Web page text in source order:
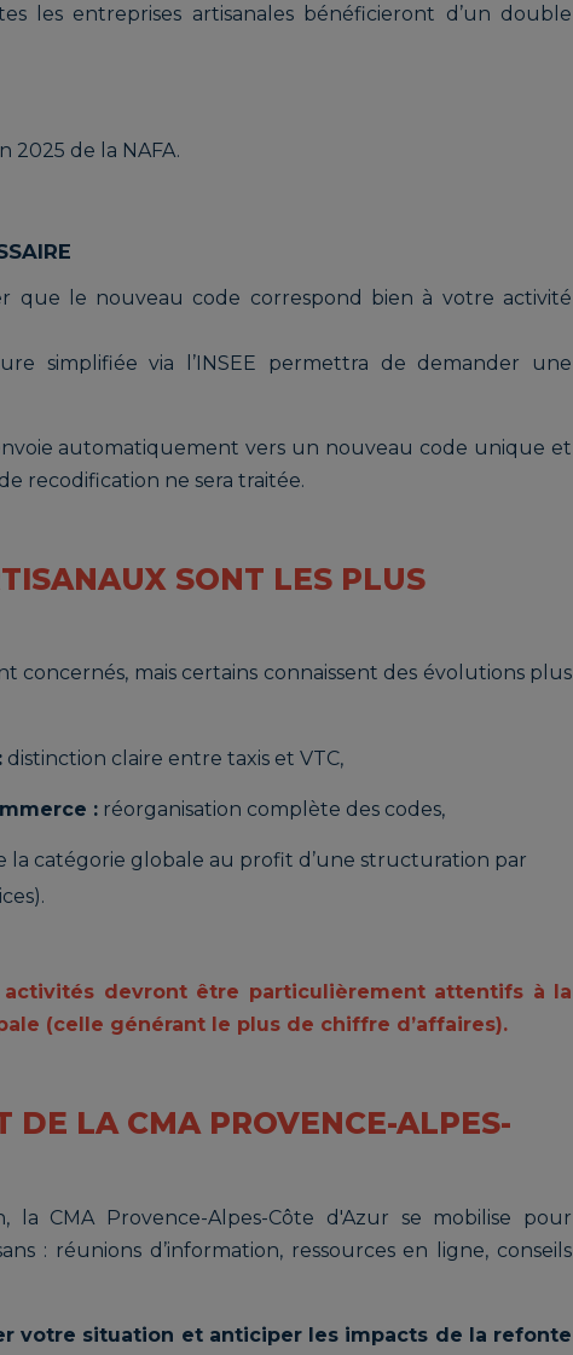
les entreprises artisanales bénéficieront d’un double
2025 de la NAFA.
que le nouveau code correspond bien à votre activité
simplifiée via l’INSEE permettra de demander une
automatiquement vers un nouveau code unique et
recodification ne sera traitée.
SONT LES PLUS
concernés, mais certains connaissent des évolutions plus
distinction claire entre taxis et VTC,
: réorganisation complète des codes,
la catégorie globale au profit d’une structuration par
activités devront être particulièrement attentifs à la
(celle générant le plus de chiffre d’affaires).
DE LA CMA PROVENCE-ALPES-
CMA Provence-Alpes-Côte d'Azur se mobilise pour
: réunions d’information, ressources en ligne, conseils
votre situation et anticiper les impacts de la refonte